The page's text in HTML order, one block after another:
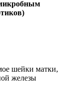
шейки матки,
железы